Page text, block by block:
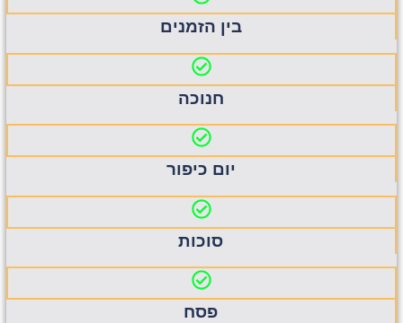
בין הזמנים
חנוכה
יום כיפור
סוכות
פסח